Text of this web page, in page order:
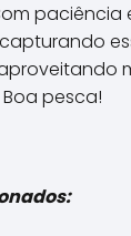
paciência
pesca!